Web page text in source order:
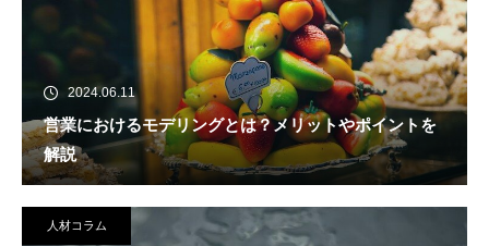
2024.06.11
営業におけるモデリングとは？メリットやポイントを
解説
人材コラム